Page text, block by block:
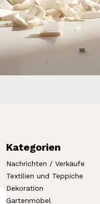
Kategorien
Nachrichten / Verkäufe
Textilien und Teppiche
Dekoration
Gartenmöbel